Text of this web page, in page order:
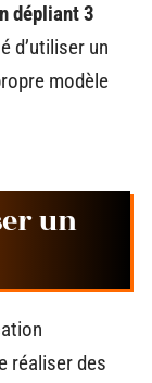
dépliant 3
d’utiliser un
modèle
un
réaliser des